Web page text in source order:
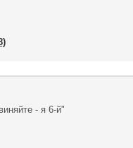
- я 6-й"